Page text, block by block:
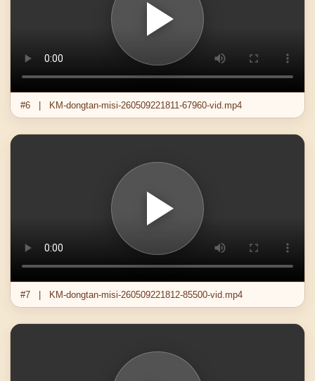
#6 | KM-dongtan-misi-260509221811-67960-vid.mp4
#7 | KM-dongtan-misi-260509221812-85500-vid.mp4